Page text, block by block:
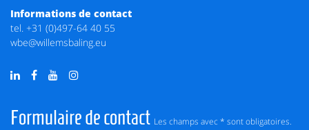
Formulaire de contact Les champs avec * sont obligatoires.
Informations de contact
tel. +31 (0)497-64 40 55
wbe@willemsbaling.eu